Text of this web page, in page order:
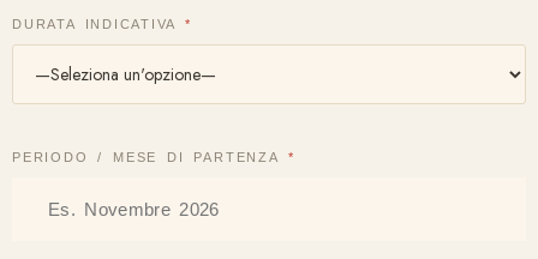
DURATA INDICATIVA*
PERIODO / MESE DI PARTENZA *